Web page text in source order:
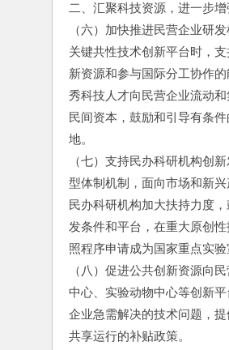
二、汇聚科技资源，进一步
（六）加快推进民营企业研
关键共性技术创新平台时，
新资源和参与国际分工协作
秀科技人才向民营企业流动
民间资本，鼓励和引导有条
地。
（七）支持民办科研机构创
型体制机制，面向市场和新
民办科研机构加大扶持力度
发条件和平台，在重大原创
照程序申请成为国家重点实
（八）促进公共创新资源向
中心、实验动物中心等创新
企业急需解决的技术问题，
共享运行的补贴政策。